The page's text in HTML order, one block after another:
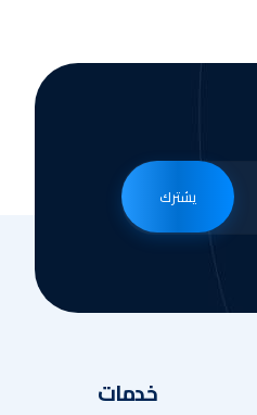
يشترك
خدمات